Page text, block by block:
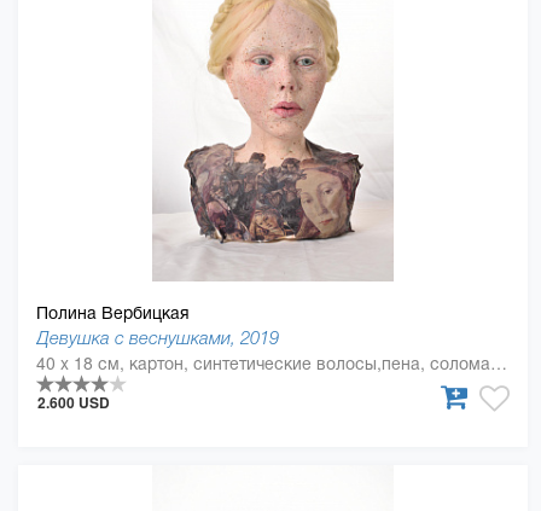
Полина Вербицкая
Девушка с веснушками, 2019
40 x 18 см, картон, синтетические волосы,пена, солома, силикон, смола
2.600 USD